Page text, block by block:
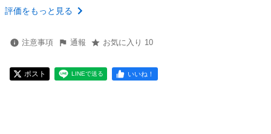
評価をもっと見る
注意事項 通報 お気に入り 10
ポスト LINEで送る いいね！